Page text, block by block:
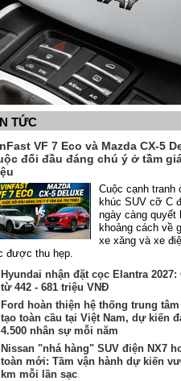
TỨC
VF 7 Eco và Mazda CX-5
đối đầu đáng chú ý ở tầm
Cuộc cạnh tranh
khúc SUV cỡ C
ngày càng quyết
khoảng cách về
xe xăng và xe
được thu hẹp.
Hyundai nhận đặt cọc Elantra 2027:
từ 442 - 681 triệu VNĐ
Ford hoàn thiện hệ thống trung
tạo toàn cầu tại Việt Nam, dự kiến
4.500 nhân sự mỗi năm
Nissan "nhá hàng" SUV điện NX7
toàn mới: Tầm vận hành dự kiến
km mỗi lần sạc